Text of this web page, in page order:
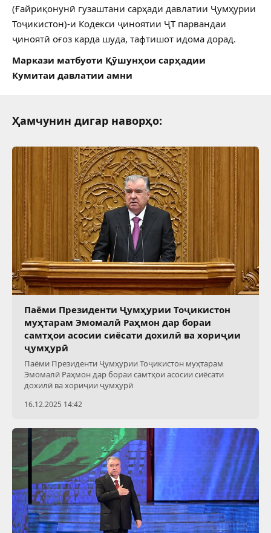
(Ғайриқонунӣ гузаштани сарҳади давлатии Ҷумҳурии
Тоҷикистон)-и Кодекси ҷиноятии ҶТ парвандаи
ҷиноятӣ оғоз карда шуда, тафтишот идома дорад.
Маркази матбуоти Қӯшунҳои сарҳадии
Кумитаи давлатии амни
Ҳамчунин дигар наворҳо:
Паёми Президенти Ҷумҳурии Тоҷикистон
муҳтарам Эмомалӣ Раҳмон дар бораи
самтҳои асосии сиёсати дохилӣ ва хориҷии
ҷумҳурӣ
Паёми Президенти Ҷумҳурии Тоҷикистон муҳтарам
Эмомалӣ Раҳмон дар бораи самтҳои асосии сиёсати
дохилӣ ва хориҷии ҷумҳурӣ
16.12.2025 14:42